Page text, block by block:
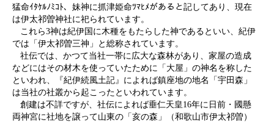
猛命ｲﾀｹﾙﾉﾐｺﾄ、妹神に抓津姫命ﾂﾏﾋﾒがあると記してあり、現在
は伊太祁曽神社に祀られています。
これら3神は紀伊国に木種をもたらした神であるといい、紀伊
では「伊太祁曽三神」と総称されています。
社伝では、かつて当社一帯に広大な森林があり、家屋の造成
などにはその材木を使っていたために「大屋」の神名を称した
といわれ、『紀伊続風土記』によれば鎮座地の地名「宇田森」
は当社の社叢から起こったといわれています。
創建は不詳ですが、社伝によれば垂仁天皇16年に日前・國懸
両神宮に社地を譲って山東の「亥の森」（和歌山市伊太祁曽）